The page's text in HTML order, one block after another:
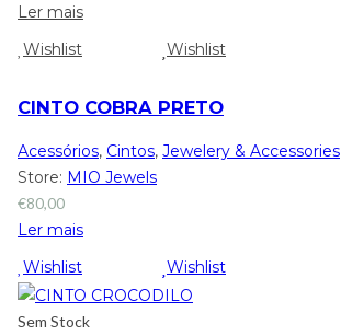
Ler mais
Wishlist
Wishlist
CINTO COBRA PRETO
Acessórios, Cintos, Jewelery & Accessories
Store: MIO Jewels
€80,00
Ler mais
Wishlist
Wishlist
Sem Stock